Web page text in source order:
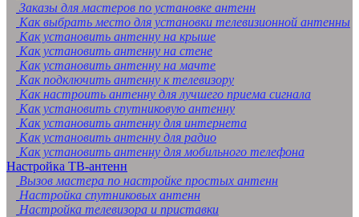
Заказы для мастеров по установке антенн
Как выбрать место для установки телевизионной антенны
Как установить антенну на крыше
Как установить антенну на стене
Как установить антенну на мачте
Как подключить антенну к телевизору
Как настроить антенну для лучшего приема сигнала
Как установить спутниковую антенну
Как установить антенну для интернета
Как установить антенну для радио
Как установить антенну для мобильного телефона
Настройка ТВ-антенн
Вызов мастера по настройке простых антенн
Настройка спутниковых антенн
Настройка телевизора и приставки